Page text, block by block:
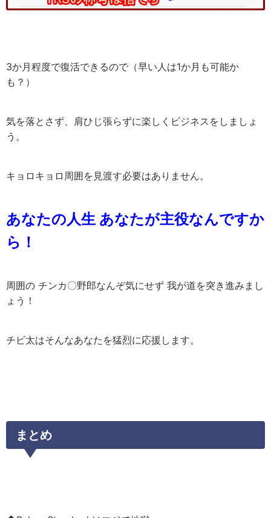
3か月程度で復活できるので（早い人は1か月も可能か
も？）
気を落とさず、肩ひじ張らずに楽しくビジネスをしましょ
う。
キョロキョロ周囲を見渡す必要はありません。
あなたの人生 あなたが主役なんですか
ら！
周囲の チンカ〇野郎なんぞ気にせず 我が道を突き進みまし
ょう！
チビ太はそんなあなたを猛烈に応援します。
まとめ